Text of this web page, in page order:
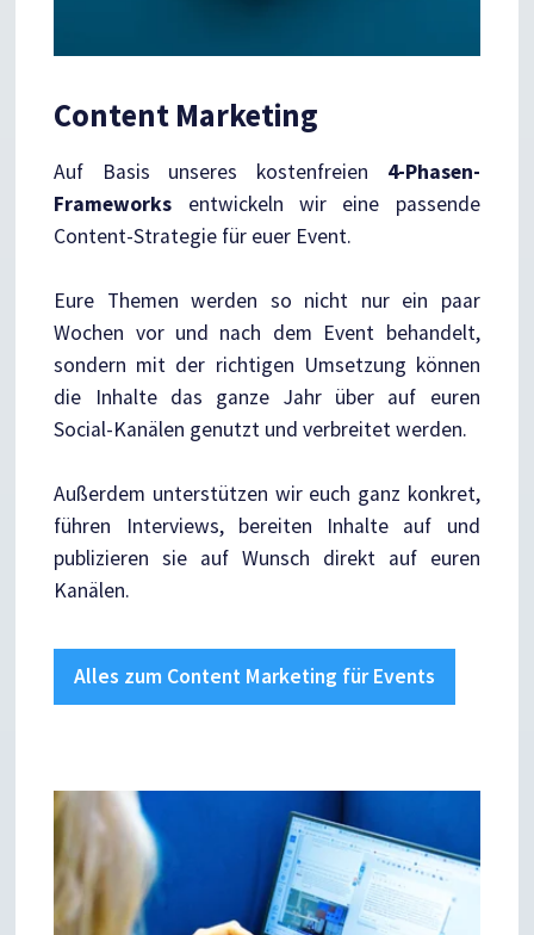
Content Marketing
Auf Basis unseres kostenfreien 4-Phasen-
Frameworks entwickeln wir eine passende
Content-Strategie für euer Event.
Eure Themen werden so nicht nur ein paar
Wochen vor und nach dem Event behandelt,
sondern mit der richtigen Umsetzung können
die Inhalte das ganze Jahr über auf euren
Social-Kanälen genutzt und verbreitet werden.
Außerdem unterstützen wir euch ganz konkret,
führen Interviews, bereiten Inhalte auf und
publizieren sie auf Wunsch direkt auf euren
Kanälen.
Alles zum Content Marketing für Events